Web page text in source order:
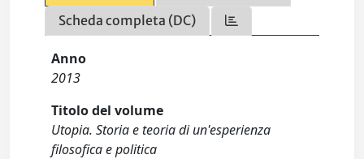
Scheda completa (DC)
Anno
2013
Titolo del volume
Utopia. Storia e teoria di un'esperienza
filosofica e politica